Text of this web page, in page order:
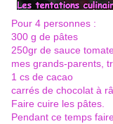
Pour 4 personnes :
300 g de pâtes
250gr de sauce
mes grands-parents,
1 cs de cacao
carrés de chocolat à
Faire cuire les pâtes.
Pendant ce temps